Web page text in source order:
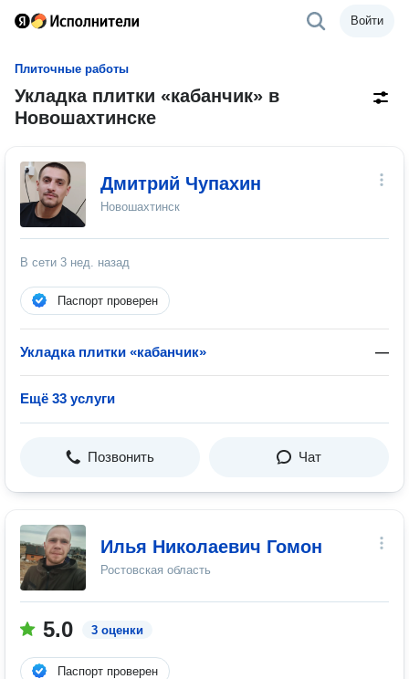
Войти
Плиточные работы
Укладка плитки «кабанчик» в
Новошахтинске
Дмитрий Чупахин
Новошахтинск
В сети 3 нед. назад
Паспорт проверен
Укладка плитки «кабанчик» —
Ещё 33 услуги
Позвонить Чат
Илья Николаевич Гомон
Ростовская область
5.0 3 оценки
Паспорт проверен